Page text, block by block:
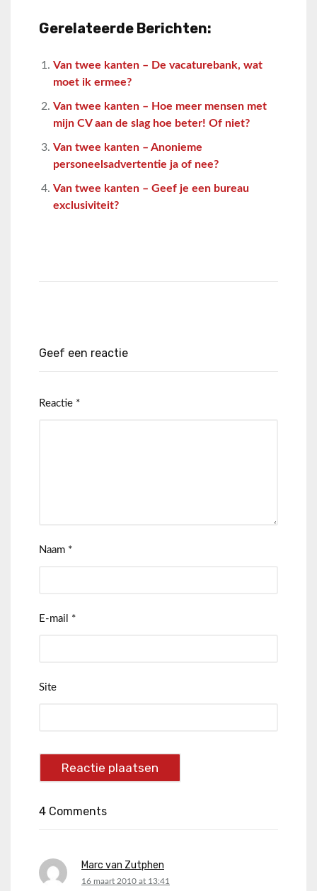
Gerelateerde Berichten:
Van twee kanten – De vacaturebank, wat
moet ik ermee?
Van twee kanten – Hoe meer mensen met
mijn CV aan de slag hoe beter! Of niet?
Van twee kanten – Anonieme
personeelsadvertentie ja of nee?
Van twee kanten – Geef je een bureau
exclusiviteit?
Geef een reactie
Reactie *
Naam *
E-mail *
Site
4 Comments
Marc van Zutphen
says:
16 maart 2010 at 13:41